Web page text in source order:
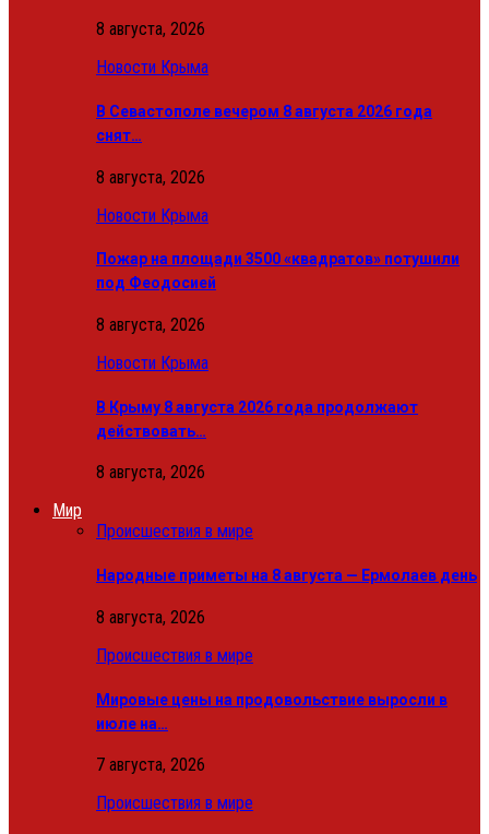
8 августа, 2026
Новости Крыма
В Севастополе вечером 8 августа 2026 года
снят…
8 августа, 2026
Новости Крыма
Пожар на площади 3500 «квадратов» потушили
под Феодосией
8 августа, 2026
Новости Крыма
В Крыму 8 августа 2026 года продолжают
действовать…
8 августа, 2026
Мир
Происшествия в мире
Народные приметы на 8 августа — Ермолаев день
8 августа, 2026
Происшествия в мире
Мировые цены на продовольствие выросли в
июле на…
7 августа, 2026
Происшествия в мире